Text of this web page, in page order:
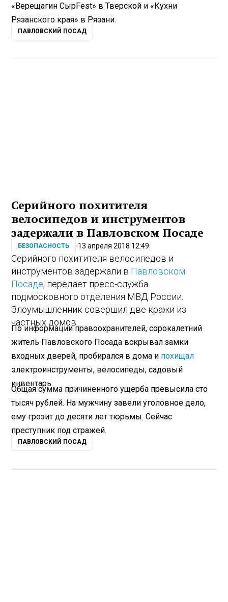
«Верещагин СырFest» в Тверской и «Кухни
Рязанского края» в Рязани.
ПАВЛОВСКИЙ ПОСАД
Серийного похитителя
велосипедов и инструментов
задержали в Павловском Посаде
БЕЗОПАСНОСТЬ 13 апреля 2018 12:49
Серийного похитителя велосипедов и
инструментов задержали в Павловском
Посаде, передает пресс-служба
подмосковного отделения МВД России.
Злоумышленник совершил две кражи из
частных домов.
По информации правоохранителей, сорокалетний
житель Павловского Посада вскрывал замки
входных дверей, пробирался в дома и похищал
электроинструменты, велосипеды, садовый
инвентарь.
Общая сумма причиненного ущерба превысила сто
тысяч рублей. На мужчину завели уголовное дело,
ему грозит до десяти лет тюрьмы. Сейчас
преступник под стражей.
ПАВЛОВСКИЙ ПОСАД